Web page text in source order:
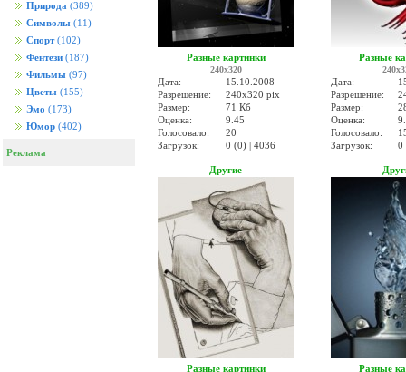
Природа (389)
Символы (11)
Спорт (102)
Фентези (187)
Фильмы (97)
Цветы (155)
Эмо (173)
Юмор (402)
Реклама
Разные картинки
240x320
Дата:
15.10.2008
Разрешение:
240x320 pix
Размер:
71 Кб
Оценка:
9.45
Голосовало:
20
Загрузок:
0 (0) | 4036
Разные
Дата:
Разрешение:
Размер:
Оценка:
Голосовало:
Загрузок:
0
Другие
Разные картинки Разные